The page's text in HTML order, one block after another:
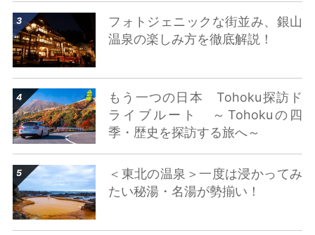
フォトジェニックな街並み、銀山
温泉の楽しみ方を徹底解説！
詳細はこちら
もう一つの日本 Tohoku探訪ド
ライブルート ～Tohokuの四
季・歴史を探訪する旅へ～
詳細はこちら
＜東北の温泉＞一度は浸かってみ
たい秘湯・名湯が勢揃い！
詳細はこちら